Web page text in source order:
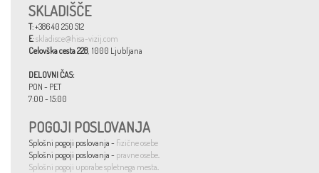
SKLADIŠČE
T: +386 40 250 512
E:skladisce@hisa-vizij.com
Celovška cesta 228, 1000 Ljubljana
DELOVNI ČAS:
PON - PET
7:00 - 15:00
POGOJI POSLOVANJA
Splošni pogoji poslovanja - fizične osebe
Splošni pogoji poslovanja - pravne osebe
Splošni pogoji uporabe spletnega mesta